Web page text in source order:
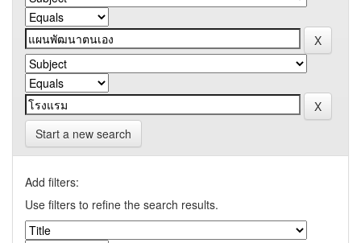
Start a new search
Add filters:
Use filters to refine the search results.